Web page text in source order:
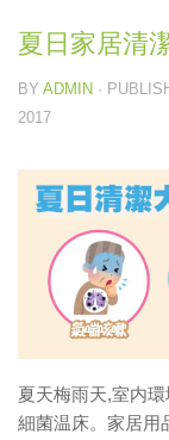
奇怪的環保故
綠色企業大追
低碳廚房
環保資訊
綠色文章
樹仔日記
綠色分享
作品欣賞
夏日家居清
BY ADMIN ·
2017
夏天梅雨天,室内
細菌温床。家居用